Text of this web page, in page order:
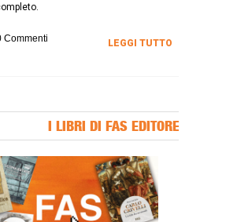
Commenti LEGGI TUTTO
I LIBRI DI FAS EDITORE